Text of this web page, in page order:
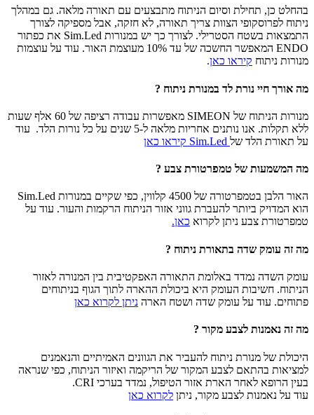
בהחלט כן, תחילת וסיום הניתוח מתבצעים עם תאורה מלאה. גם במהלך
ניתוח לפרוסקופי הצוות צריך תאורה, לא חזקה, אבל מספיקה לצורך
התמצאות בשטח הסטרילי. לצורך כך יש במנורות Sim.Led את כפתור
ENDO המאפשר החשכה של עד 10% מעוצמת האור. עוד על עוצמות
מנורות ניתוח קיראו כאן.
מה אורך חיי נורת לד במנורת ניתוח ?
מנורות הניתוח של SIMEON מאפשרות עבודה רציפה של 60 אלף שעות
ללא תקלות. אנו נותנים אחריות מלאה ל-5 שנים על כל נורות הלד. עוד
על תאורת הלד של
מה המשמעות של טמפרטורת צבע ?
האור הלבן בטמפרטורה של 4500 קלווין, כפי שקיים במנורות Sim.Led
הוא המדויק ביותר להעברת גווני אזור הניתוח הרקמות והעור. עוד על
טמפרטורת צבע ניתן לקרוא כאן.
מה זה עומק שדה בתאורת ניתוח ?
עומק השדה נמדד באלומת התאורה האפקטיבית בין המנורה לאזור
הניתוח. חשיבות העומק היא ביכולת ההארה לתוך הגוף בניתוחים
פתוחים. עוד על עומק שדה ושטח הארה ניתן לקרוא כאן
מה זה נאמנות לצבע מקור ?
היכולת של מנורת ניתוח להעביר את הגוונים האמיתיים והנאמנים
למציאות בהתאם לצבע המקור של הריקמה ואיזור הניתוח, כפי שנראה
בעין הרופא לאחר הארת אזור הטיפול, נמדד בערכי CRI.
עוד על נאמנות לצבע מקור, ניתן לקרוא כאן